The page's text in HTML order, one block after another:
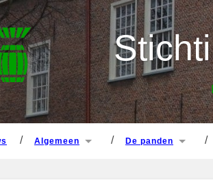
algemeen de panden
algemeen de panden